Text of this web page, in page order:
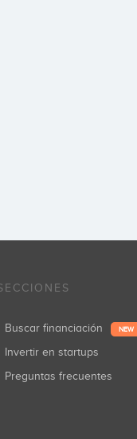
Buscar financiación NEW
Invertir en startups
Preguntas frecuentes